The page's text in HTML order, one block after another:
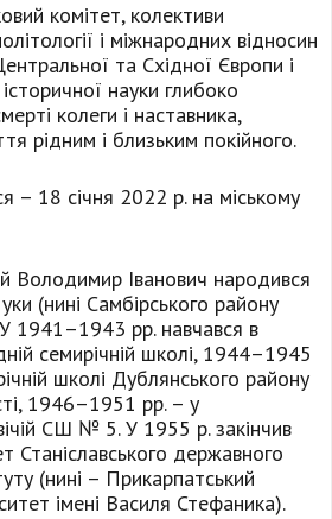
комітет, колективи
і міжнародних відносин
та Східної Європи і
науки глибоко
колеги і наставника,
рідним і близьким покійного.
– 18 січня 2022 р. на міському
Володимир Іванович народився
(нині Самбірського району
У 1941–1943 рр. навчався в
семирічній школі, 1944–1945
школі Дублянського району
1946–1951 рр. – у
СШ № 5. У 1955 р. закінчив
Станіславського державного
(нині – Прикарпатський
імені Василя Стефаника).